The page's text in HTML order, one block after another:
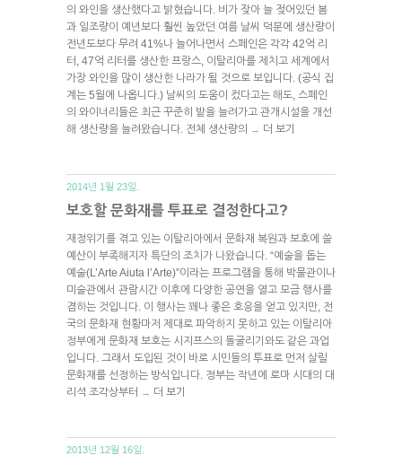
의 와인을 생산했다고 밝혔습니다. 비가 잦아 늘 젖어있던 봄
과 일조량이 예년보다 훨씬 높았던 여름 날씨 덕분에 생산량이
전년도보다 무려 41%나 늘어나면서 스페인은 각각 42억 리
터, 47억 리터를 생산한 프랑스, 이탈리아를 제치고 세계에서
가장 와인을 많이 생산한 나라가 될 것으로 보입니다. (공식 집
계는 5월에 나옵니다.) 날씨의 도움이 컸다고는 해도, 스페인
의 와이너리들은 최근 꾸준히 밭을 늘려가고 관개시설을 개선
해 생산량을 늘려왔습니다. 전체 생산량의
→ 더 보기
2014년 1월 23일.
보호할 문화재를 투표로 결정한다고?
재정위기를 겪고 있는 이탈리아에서 문화재 복원과 보호에 쓸
예산이 부족해지자 특단의 조치가 나왔습니다. “예술을 돕는
예술(L’Arte Aiuta l’Arte)”이라는 프로그램을 통해 박물관이나
미술관에서 관람시간 이후에 다양한 공연을 열고 모금 행사를
겸하는 것입니다. 이 행사는 꽤나 좋은 호응을 얻고 있지만, 전
국의 문화재 현황마저 제대로 파악하지 못하고 있는 이탈리아
정부에게 문화재 보호는 시지프스의 돌굴리기와도 같은 과업
입니다. 그래서 도입된 것이 바로 시민들의 투표로 먼저 살릴
문화재를 선정하는 방식입니다. 정부는 작년에 로마 시대의 대
리석 조각상부터 → 더 보기
2013년 12월 16일.